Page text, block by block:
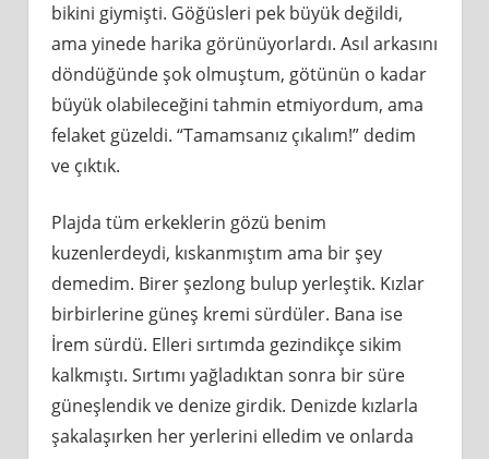
bikini giymişti. Göğüsleri pek büyük değildi,
ama yinede harika görünüyorlardı. Asıl arkasını
döndüğünde şok olmuştum, götünün o kadar
büyük olabileceğini tahmin etmiyordum, ama
felaket güzeldi. “Tamamsanız çıkalım!” dedim
ve çıktık.
Plajda tüm erkeklerin gözü benim
kuzenlerdeydi, kıskanmıştım ama bir şey
demedim. Birer şezlong bulup yerleştik. Kızlar
birbirlerine güneş kremi sürdüler. Bana ise
İrem sürdü. Elleri sırtımda gezindikçe sikim
kalkmıştı. Sırtımı yağladıktan sonra bir süre
güneşlendik ve denize girdik. Denizde kızlarla
şakalaşırken her yerlerini elledim ve onlarda